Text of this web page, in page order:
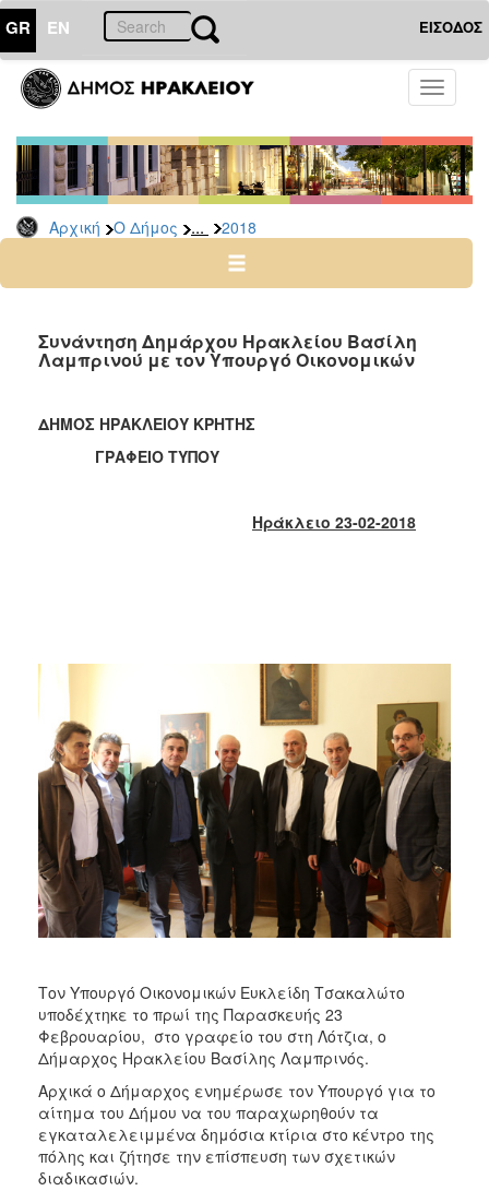
GR EN ΕΙΣΟΔΟΣ
Toggle
Αρχική Ο Δήμος ... 2018
ΔΗΜΟΣ
Δελτία
Τύπου
Αρχείο
2026
2024
2022
2020
2019
2006
ΤΟΠΟΣ
ΠΟΛΙΤΙΣΜΟΣ
ΑΝΘΕΚΤΙΚΗ
ΠΟΛΗ
Συνάντηση Δημάρχου Ηρακλείου Βασίλη
Λαμπρινού με τον Υπουργό Οικονομικών
ΔΗΜΟΣ ΗΡΑΚΛΕΙΟΥ ΚΡΗΤΗΣ
ΓΡΑΦΕΙΟ ΤΥΠΟΥ
Ηράκλειο 23-02-2018
Τον Υπουργό Οικονομικών Ευκλείδη Τσακαλώτο
υποδέχτηκε το πρωί της Παρασκευής 23
Φεβρουαρίου, στο γραφείο του στη Λότζια, ο
Δήμαρχος Ηρακλείου Βασίλης Λαμπρινός.
Αρχικά ο Δήμαρχος ενημέρωσε τον Υπουργό για το
αίτημα του Δήμου να του παραχωρηθούν τα
εγκαταλελειμμένα δημόσια κτίρια στο κέντρο της
πόλης και ζήτησε την επίσπευση των σχετικών
διαδικασιών.